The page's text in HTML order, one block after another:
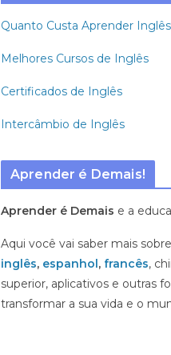
Quanto Custa Aprender
Melhores Cursos de Inglês
Certificados de Inglês
Intercâmbio de Inglês
Aprender é Demais!
Aprender é Demais e a
Aqui você vai saber mais sobre
inglês, espanhol, francês,
superior, aplicativos e outras
transformar a sua vida e o